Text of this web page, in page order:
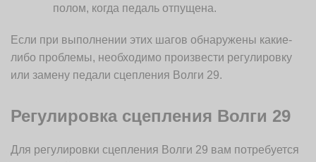
полом, когда педаль отпущена.
Если при выполнении этих шагов обнаружены какие-
либо проблемы, необходимо произвести регулировку
или замену педали сцепления Волги 29.
Регулировка сцепления Волги 29
Для регулировки сцепления Волги 29 вам потребуется